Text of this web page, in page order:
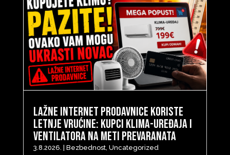
Lažne internet prodavnice koriste
letnje vrućine: Kupci klima-uređaja i
ventilatora na meti prevaranata
3.8.2026. Bezbednost, Uncategorized